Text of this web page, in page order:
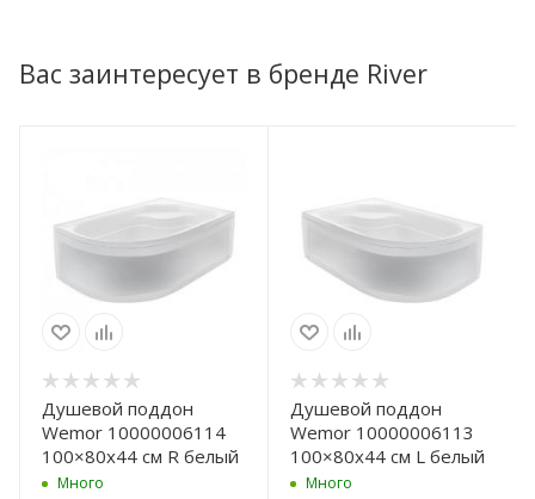
Вас заинтересует в бренде River
Душевой поддон
Wemor 10000006114
100×80x44 см R белый
Много
Душевой поддон
Wemor 10000006113
100×80x44 см L белый
Много